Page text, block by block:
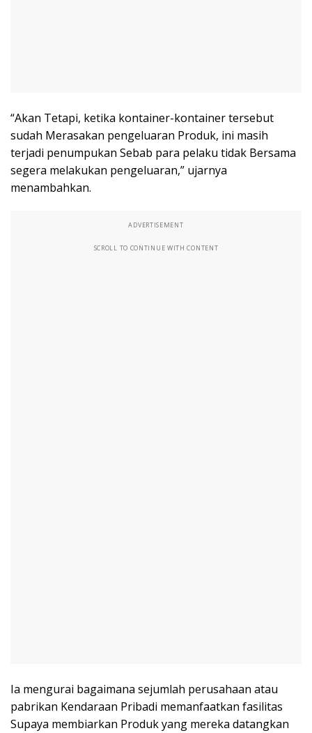
“Akan Tetapi, ketika kontainer-kontainer tersebut
sudah Merasakan pengeluaran Produk, ini masih
terjadi penumpukan Sebab para pelaku tidak Bersama
segera melakukan pengeluaran,” ujarnya
menambahkan.
ADVERTISEMENT
SCROLL TO CONTINUE WITH CONTENT
Ia mengurai bagaimana sejumlah perusahaan atau
pabrikan Kendaraan Pribadi memanfaatkan fasilitas
Supaya membiarkan Produk yang mereka datangkan